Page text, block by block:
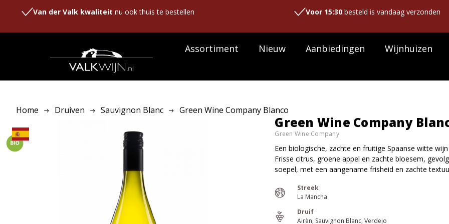
Van der Valk kwaliteit nu ook thuis te bestellen Voor 15:30besteld is vandaag verzonden
Assortiment Nieuw Aanbiedingen Wijnhuizen
Home Druiven Sauvignon Blanc Green Wine Company Blanco
Green Wine Company
Green Wine Company
Een biologische, zachte en fruitige Spaanse witte
Frisse citrus, groene appel en zachte bloesem,
soepel, met een aangename frisheid en zachte
Streek
La Mancha
Druif
Airèn Sauvignon Blanc Verdejo